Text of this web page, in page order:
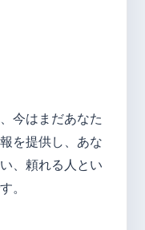
今はまだあなた
を提供し、あな
、頼れる人とい
。